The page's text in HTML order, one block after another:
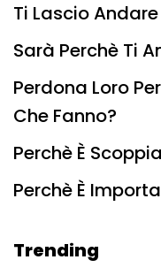
Ti Lascio
Sarà Perchè Ti
Perdona Loro
Che Fanno?
Perchè È
Perchè È
Trending